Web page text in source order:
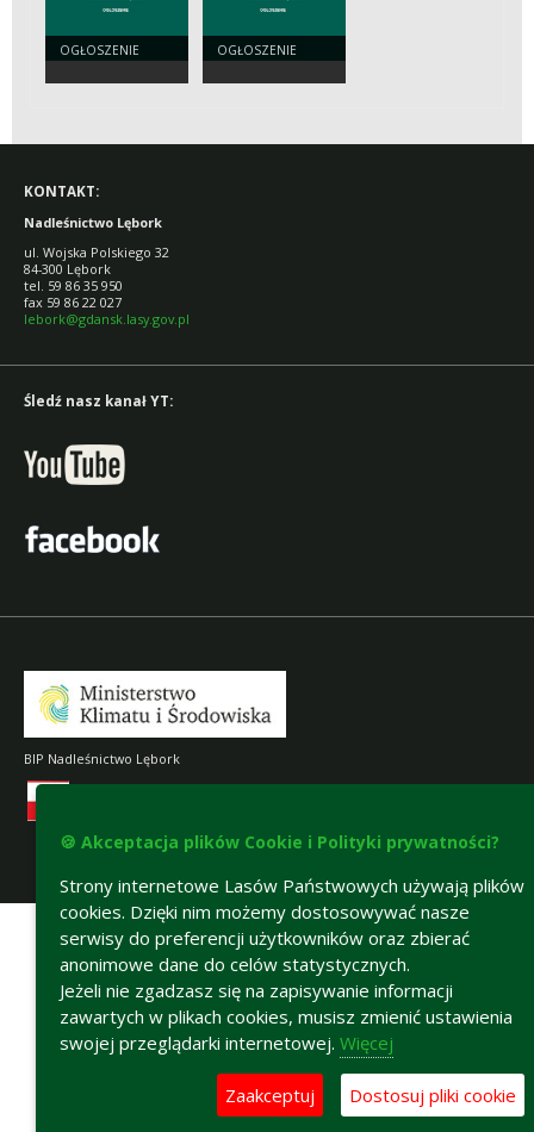
OGŁOSZENIE OGŁOSZENIE
KONTAKT:
Nadleśnictwo Lębork
ul. Wojska Polskiego 32
84-300 Lębork
tel. 59 86 35 950
fax 59 86 22 027
lebork@gdansk.lasy.gov.pl
Śledź nasz kanał YT:
BIP Nadleśnictwo Lębork
Deklaracja dostępności
🍪 Akceptacja plików Cookie i Polityki prywatności?
Strony internetowe Lasów Państwowych używają plików
cookies. Dzięki nim możemy dostosowywać nasze
serwisy do preferencji użytkowników oraz zbierać
anonimowe dane do celów statystycznych.
Jeżeli nie zgadzasz się na zapisywanie informacji
zawartych w plikach cookies, musisz zmienić ustawienia
swojej przeglądarki internetowej. Więcej
Zaakceptuj Dostosuj pliki cookie